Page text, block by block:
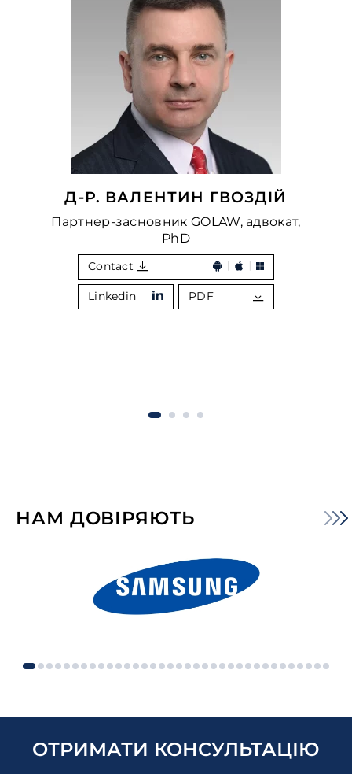
Д-Р. ВАЛЕНТИН ГВОЗДІЙ
Партнер-засновник GOLAW, адвокат,
PhD
Contact
Linkedin PDF
НАМ ДОВІРЯЮТЬ
ОТРИМАТИ КОНСУЛЬТАЦІЮ